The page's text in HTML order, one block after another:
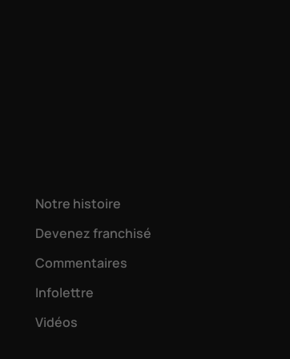
Notre histoire
Devenez franchisé
Commentaires
Infolettre
Vidéos